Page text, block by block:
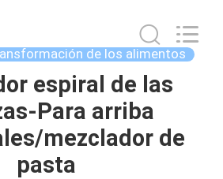
de los alimentos
espiral de las
Para arriba
mezclador de
pasta